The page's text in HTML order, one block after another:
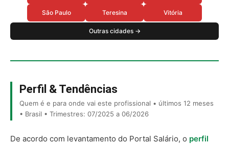
São Paulo Teresina Vitória
Outras cidades →
Perfil & Tendências
Quem é e para onde vai este profissional • últimos 12 meses
• Brasil • Trimestres: 07/2025 a 06/2026
De acordo com levantamento do Portal Salário, o perfil